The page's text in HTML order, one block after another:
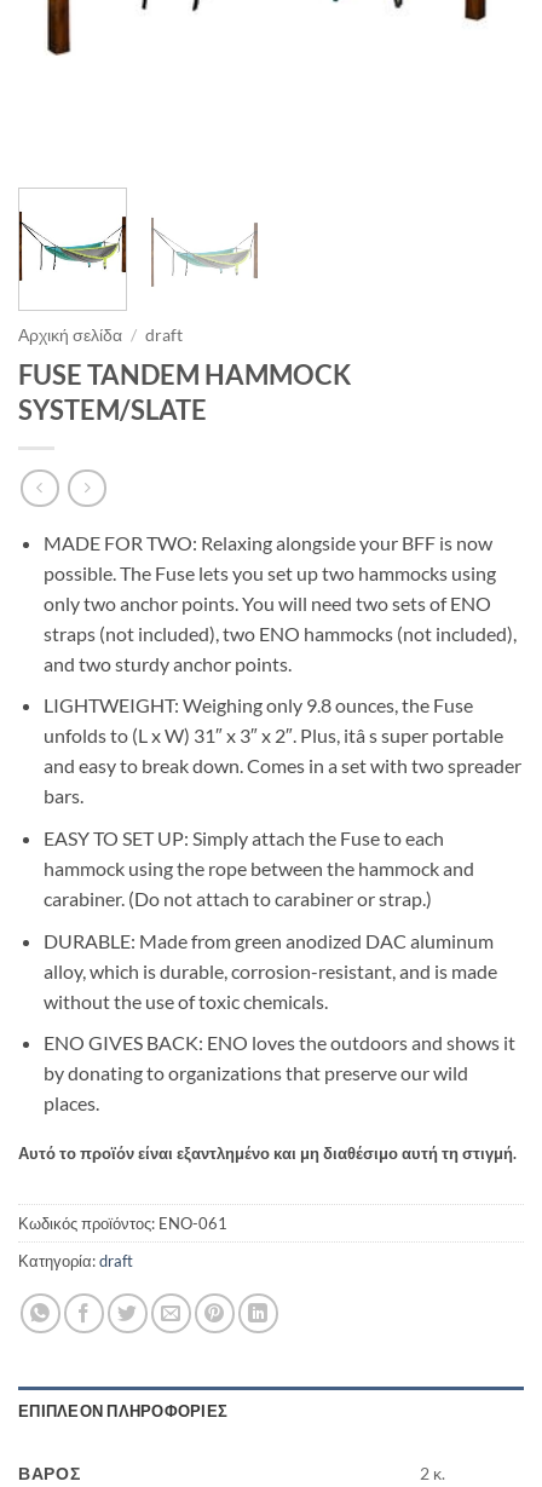
Αρχική σελίδα / draft
FUSE TANDEM HAMMOCK
SYSTEM/SLATE
MADE FOR TWO: Relaxing alongside your BFF is now
possible. The Fuse lets you set up two hammocks using
only two anchor points. You will need two sets of ENO
straps (not included), two ENO hammocks (not included),
and two sturdy anchor points.
LIGHTWEIGHT: Weighing only 9.8 ounces, the Fuse
unfolds to (L x W) 31″ x 3″ x 2″. Plus, itâ s super portable
and easy to break down. Comes in a set with two spreader
bars.
EASY TO SET UP: Simply attach the Fuse to each
hammock using the rope between the hammock and
carabiner. (Do not attach to carabiner or strap.)
DURABLE: Made from green anodized DAC aluminum
alloy, which is durable, corrosion-resistant, and is made
without the use of toxic chemicals.
ENO GIVES BACK: ENO loves the outdoors and shows it
by donating to organizations that preserve our wild
places.
Αυτό το προϊόν είναι εξαντλημένο και μη διαθέσιμο αυτή τη στιγμή.
Κωδικός προϊόντος: ENO-061
Κατηγορία:draft
ΕΠΙΠΛΈΟΝ ΠΛΗΡΟΦΟΡΊΕΣ
ΒΆΡΟΣ 2 κ.